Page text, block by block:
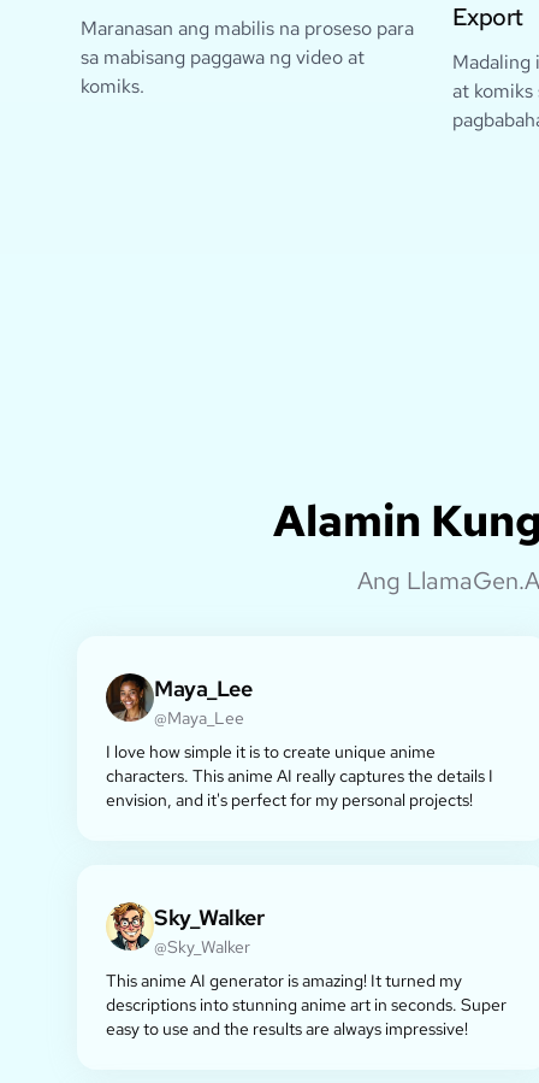
Maranasan ang mabilis na proseso para
sa mabisang paggawa ng video at
komiks.
Export
Madaling
at komiks
Alamin
Ang
Maya_Lee
@Maya_Lee
I love how simple it is to create unique anime
characters. This anime AI really captures the details I
envision, and it's perfect for my personal projects!
Sky_Walker
@Sky_Walker
This anime AI generator is amazing! It turned my
descriptions into stunning anime art in seconds. Super
easy to use and the results are always impressive!